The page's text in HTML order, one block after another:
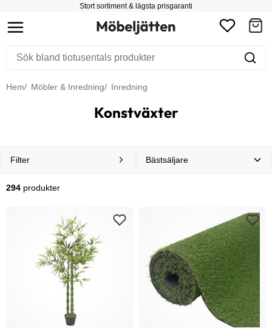
Stort sortiment & lägsta prisgaranti
Hem Möbler & Inredning Inredning
Konstväxter
Filter
294 produkter